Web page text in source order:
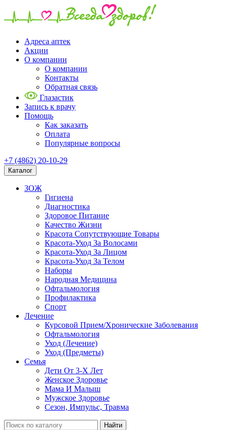
Адреса аптек
Акции
О компании
О компании
Контакты
Обратная связь
Глазастик
Запись к врачу
Помощь
Как заказать
Оплата
Популярные вопросы
+7 (4862) 20-10-29
Каталог
ЗОЖ
Гигиена
Диагностика
Здоровое Питание
Качество Жизни
Красота Сопутствующие Товары
Красота-Уход За Волосами
Красота-Уход За Лицом
Красота-Уход За Телом
Наборы
Народная Медицина
Офтальмология
Профилактика
Спорт
Лечение
Курсовой Прием/Хронические Заболевания
Офтальмология
Уход (Лечение)
Уход (Предметы)
Семья
Дети От 3-Х Лет
Женское Здоровье
Мама И Малыш
Мужское Здоровье
Сезон, Импульс, Травма
Найти